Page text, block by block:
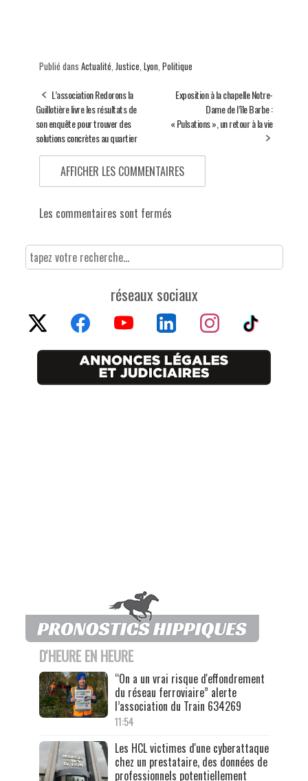
Publié dans Actualité, Justice, Lyon, Politique
L’association Redorons la
Guillotière livre les résultats de
son enquête pour trouver des
solutions concrètes au quartier
Exposition à la chapelle Notre-
Dame de l’île Barbe :
« Pulsations », un retour à la vie
AFFICHER LES COMMENTAIRES
Les commentaires sont fermés
réseaux sociaux
D'HEURE EN HEURE
“On a un vrai risque d'effondrement
du réseau ferroviaire” alerte
l’association du Train 634269
11:54
Les HCL victimes d'une cyberattaque
chez un prestataire, des données de
professionnels potentiellement